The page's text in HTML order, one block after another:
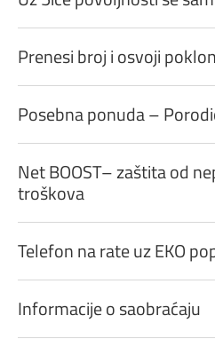
Prenesi broj i osvoji
Posebna ponuda –
Net BOOST– zaštita od
troškova
Telefon na rate uz EKO
Informacije o saobraćaju